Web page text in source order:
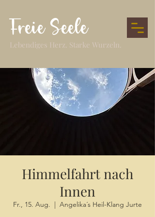
Freie Seele
Lebendiges Herz. Starke Wurzeln.
Himmelfahrt nach
Innen
Fr., 15. Aug.
  |
Angelika´s Heil-Klang Jurte